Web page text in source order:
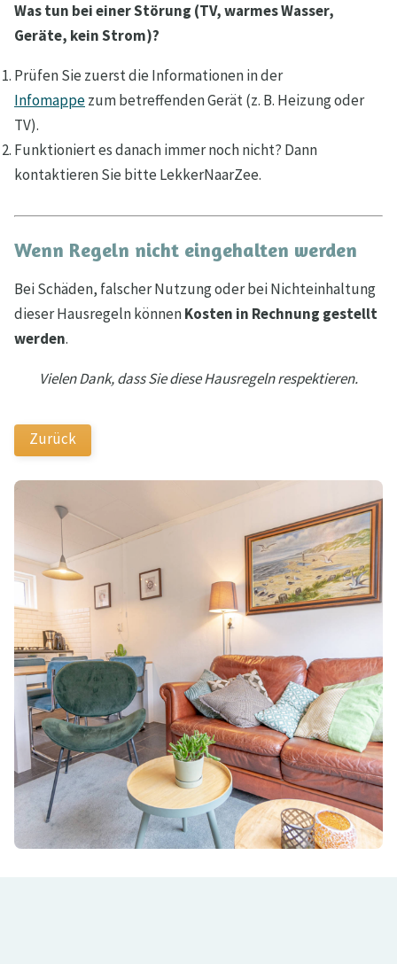
Was tun bei einer Störung (TV, warmes Wasser,
Geräte, kein Strom)?
Prüfen Sie zuerst die Informationen in der
Infomappezum betreffenden Gerät (z. B. Heizung oder
TV).
Funktioniert es danach immer noch nicht? Dann
kontaktieren Sie bitte LekkerNaarZee.
Wenn Regeln nicht eingehalten werden
Bei Schäden, falscher Nutzung oder bei Nichteinhaltung
dieser Hausregeln könnenKosten in Rechnung gestellt
werden.
Vielen Dank, dass Sie diese Hausregeln respektieren.
Zurück